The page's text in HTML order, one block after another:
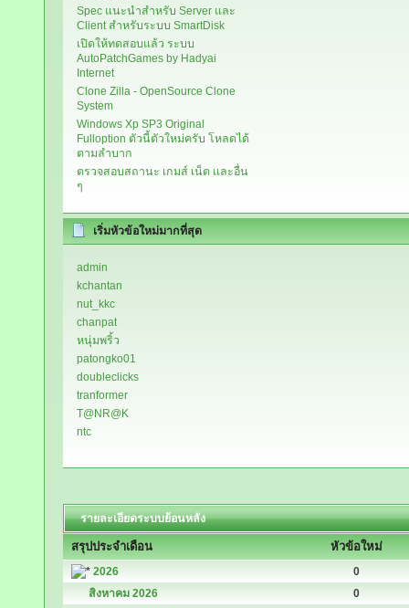
Spec แนะนำสำหรับ Server และ
Client สำหรับระบบ SmartDisk
เปิดให้ทดสอบแล้ว ระบบ
AutoPatchGames by Hadyai
Internet
Clone Zilla - OpenSource Clone
System
Windows Xp SP3 Original
Fulloption ตัวนี้ตัวใหม่ครับ โหลดได้
ตามลำบาก
ตรวจสอบสถานะ เกมส์ เน็ต และอื่น
ๆ
เริ่มหัวข้อใหม่มากที่สุด
admin
kchantan
nut_kkc
chanpat
หนุ่มพริ้ว
patongko01
doubleclicks
tranformer
T@NR@K
ntc
รายละเอียดระบบย้อนหลัง
สรุปประจำเดือน หัวข้อใหม่
2026
0
สิงหาคม 2026
0